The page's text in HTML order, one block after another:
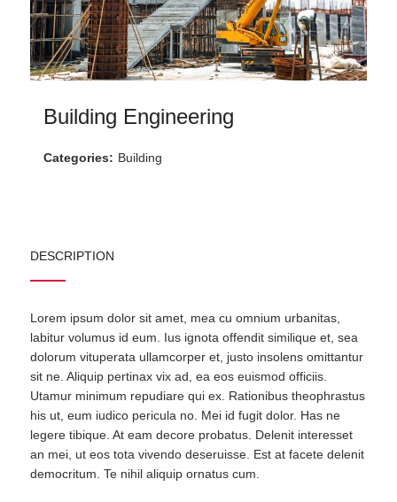
Building Engineering
Categories: Building
DESCRIPTION
Lorem ipsum dolor sit amet, mea cu omnium urbanitas,
labitur volumus id eum. Ius ignota offendit similique et, sea
dolorum vituperata ullamcorper et, justo insolens omittantur
sit ne. Aliquip pertinax vix ad, ea eos euismod officiis.
Utamur minimum repudiare qui ex. Rationibus theophrastus
his ut, eum iudico pericula no. Mei id fugit dolor. Has ne
legere tibique. At eam decore probatus. Delenit interesset
an mei, ut eos tota vivendo deseruisse. Est at facete delenit
democritum. Te nihil aliquip ornatus cum.